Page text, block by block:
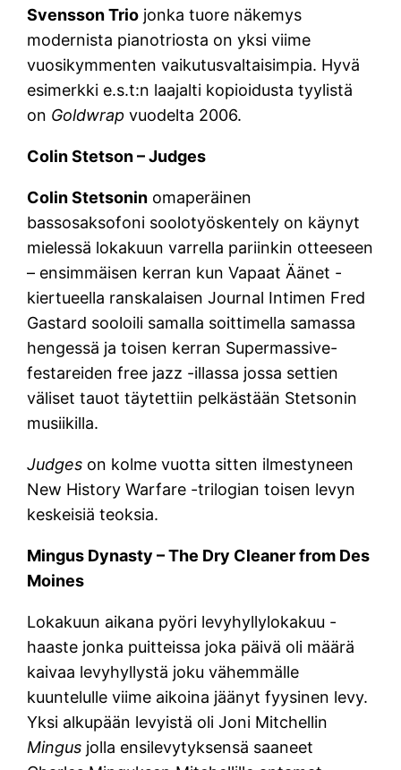
Svensson Trio jonka tuore näkemys
modernista pianotriosta on yksi viime
vuosikymmenten vaikutusvaltaisimpia. Hyvä
esimerkki e.s.t:n laajalti kopioidusta tyylistä
on Goldwrapvuodelta 2006.
Colin Stetson – Judges
Colin Stetsonin omaperäinen
bassosaksofoni soolotyöskentely on käynyt
mielessä lokakuun varrella pariinkin otteeseen
– ensimmäisen kerran kun Vapaat Äänet -
kiertueella ranskalaisen Journal Intimen Fred
Gastard sooloili samalla soittimella samassa
hengessä ja toisen kerran Supermassive-
festareiden free jazz -illassa jossa settien
väliset tauot täytettiin pelkästään Stetsonin
musiikilla.
Judges on kolme vuotta sitten ilmestyneen
New History Warfare -trilogian toisen levyn
keskeisiä teoksia.
Mingus Dynasty – The Dry Cleaner from Des
Moines
Lokakuun aikana pyöri levyhyllylokakuu -
haaste jonka puitteissa joka päivä oli määrä
kaivaa levyhyllystä joku vähemmälle
kuuntelulle viime aikoina jäänyt fyysinen levy.
Yksi alkupään levyistä oli Joni Mitchellin
Mingus jolla ensilevytyksensä saaneet